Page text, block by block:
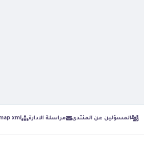
المسؤلين عن المنتدى مراسلة الادارة xml